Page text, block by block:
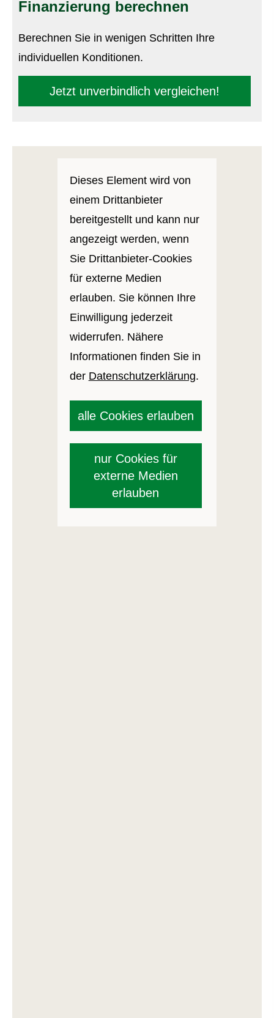
Finanzierung berechnen
Berechnen Sie in wenigen Schritten Ihre
individuellen Konditionen.
Jetzt unverbindlich ver­gleichen!
Dieses Element wird von
einem Drittanbieter
bereitgestellt und kann nur
angezeigt werden, wenn
Sie Drittanbieter-Cookies
für externe Medien
erlauben. Sie können Ihre
Einwilligung jederzeit
widerrufen. Nähere
Informationen finden Sie in
der Datenschutzerklärung.
alle Cookies erlauben
nur Cookies für
externe Medien
erlauben